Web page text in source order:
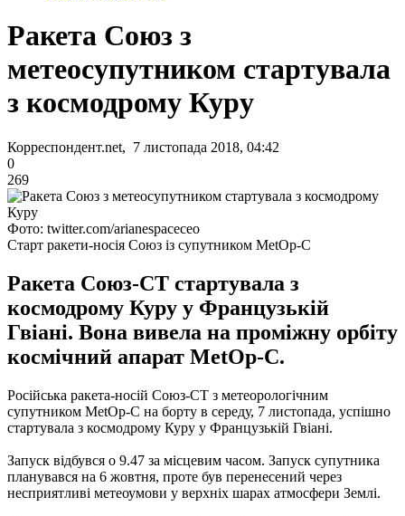
Ракета Союз з
метеосупутником стартувала
з космодрому Куру
Корреспондент.net, 7 листопада 2018, 04:42
0
269
Фото: twitter.com/arianespaceceo
Старт ракети-носія Союз із супутником MetOp-С
Ракета Союз-СТ стартувала з
космодрому Куру у Французькій
Гвіані. Вона вивела на проміжну орбіту
космічний апарат MetOp-C.
Російська ракета-носій Союз-СТ з метеорологічним
супутником MetOp-С на борту в середу, 7 листопада, успішно
стартувала з космодрому Куру у Французькій Гвіані.
Запуск відбувся о 9.47 за місцевим часом. Запуск супутника
планувався на 6 жовтня, проте був перенесений через
несприятливі метеоумови у верхніх шарах атмосфери Землі.